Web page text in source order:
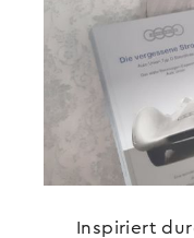
Inspiriert